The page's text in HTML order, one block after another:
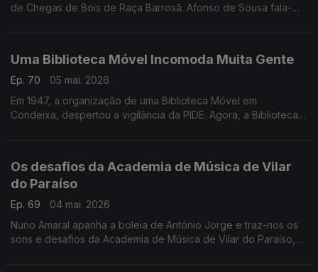
de Chegas de Bois de Raça Barrosã. Afonso de Sousa fala-
Uma Biblioteca Móvel Incomoda Muita Gente
Ep. 70
05 mai. 2026
Em 1947, a organização de uma Biblioteca Móvel em
Condeixa, despertou a vigilância da PIDE. Agora, a Biblioteca
Os desafios da Academia de Música de Vilar
do Paraíso
Ep. 69
04 mai. 2026
Nuno Amaral apanha a boleia de António Jorge e traz-nos os
sons e desafios da Academia de Música de Vilar do Paraíso,